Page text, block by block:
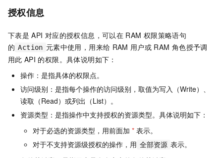
授权信息
下表是 API 对应的授权信息，可以在 RAM 权限策略语句
的 Action 元素中使用，用来给 RAM 用户或 RAM 角色授予调
用此 API 的权限。具体说明如下：
操作：是指具体的权限点。
访问级别：是指每个操作的访问级别，取值为写入（Write）、
读取（Read）或列出（List）。
资源类型：是指操作中支持授权的资源类型。具体说明如下：
对于必选的资源类型，用前面加 * 表示。
对于不支持资源级授权的操作，用 全部资源 表示。